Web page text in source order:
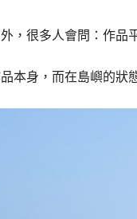
，很多人會問：作品
本身，而在島嶼的狀